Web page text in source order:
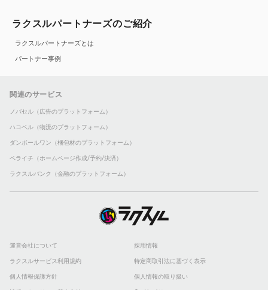
ラクスルパートナーズのご紹介
ラクスルパートナーズとは
パートナー事例
関連のサービス
ノバセル（広告のプラットフォーム）
ハコベル（物流のプラットフォーム）
ダンボールワン（梱包材のプラットフォーム）
ペライチ（ホームページ作成/予約/決済）
ラクスルバンク（金融のプラットフォーム）
運営会社について 採用情報
ラクスルサービス利用規約 特定商取引法に基づく表示
個人情報保護方針 個人情報の取り扱い